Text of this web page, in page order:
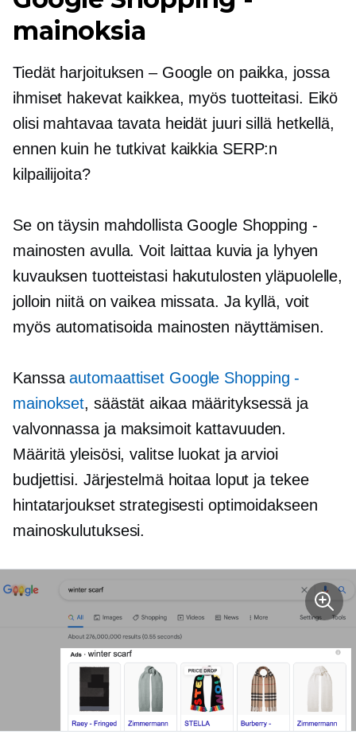
mainoksia
Tiedät harjoituksen – Google on paikka, jossa
ihmiset hakevat kaikkea, myös tuotteitasi. Eikö
olisi mahtavaa tavata heidät juuri sillä hetkellä,
ennen kuin he tutkivat kaikkia SERP:n
kilpailijoita?
Se on täysin mahdollista Google Shopping -
mainosten avulla. Voit laittaa kuvia ja lyhyen
kuvauksen tuotteistasi hakutulosten yläpuolelle,
jolloin niitä on vaikea missata. Ja kyllä, voit
myös automatisoida mainosten näyttämisen.
Kanssaautomaattiset Google Shopping -
mainokset, säästät aikaa määrityksessä ja
valvonnassa ja maksimoit kattavuuden.
Määritä yleisösi, valitse luokat ja arvioi
budjettisi. Järjestelmä hoitaa loput ja tekee
hintatarjoukset strategisesti optimoidakseen
mainoskulutuksesi.